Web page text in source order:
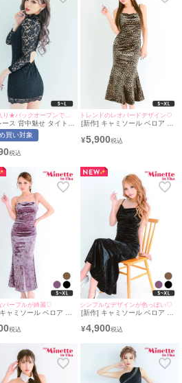
信を持って披露することで、
色香を放つことができるはずです。
醸し出すバックコンシャスなキャバドレス
を射止めましょう。
★殿堂入り★バックオープンで大胆セクシー◎
ース 背中魅せ タイト
ス (せいせい着用/S~M
対応) | myMinette/マイ
買い対象
トレンドのレオパードデザイン♡
[新作] キャミソール ベロア シ
メイド ドレス (みのり着
用/S~XLサイズ対応) |
¥5,900
パープルが綺麗♡
ャミソール ベロア シ
着用/S~XLサイズ対応) |
マイミネット
シンプルなデザインが色っぽい♡
[新作] キャミソール ベロア シ
(ねおん着用/S~XLサイズ対応) |
myMinette/マイミネット
¥4,900